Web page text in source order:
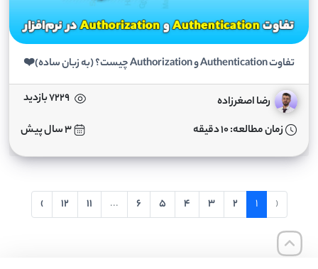
تفاوت Authentication و Authorization چیست؟ (به زبان ساده)❤️
رضا اصغرزاده
7229 بازدید
زمان مطالعه: 10 دقیقه
3 سال پیش
‹
1
2
3
4
5
6
...
11
12
›